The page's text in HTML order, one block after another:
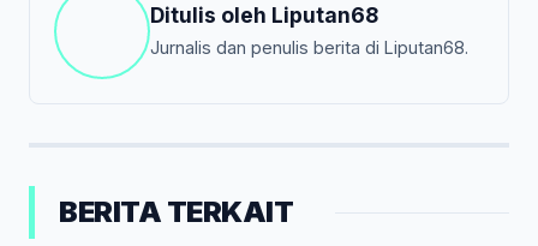
Ditulis oleh Liputan68
Jurnalis dan penulis berita di Liputan68.
BERITA TERKAIT